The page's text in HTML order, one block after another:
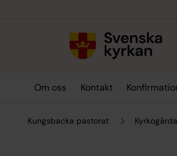
Om oss Kontakt
Kungsbacka pastorat